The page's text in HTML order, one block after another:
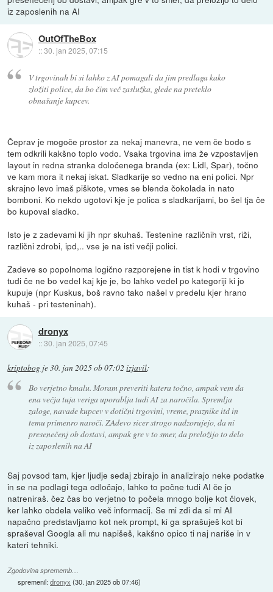
iz zaposlenih na AI
OutOfTheBox
::30. jan 2025, 07:15
V trgovinah bi si lahko z AI pomagali da jim predlaga kako
zložiti police, da bo čim več zaslužka, glede na preteklo
obnašanje kupcev.
Čeprav je mogoče prostor za nekaj manevra, ne vem če bodo s
tem odkrili kakšno toplo vodo. Vsaka trgovina ima že vzpostavljen
layout in redna stranka določenega branda (ex: Lidl, Spar), točno
ve kam mora it nekaj iskat. Sladkarije so vedno na eni polici. Npr
skrajno levo imaš piškote, vmes se blenda čokolada in nato
bomboni. Ko nekdo ugotovi kje je polica s sladkarijami, bo šel tja če
bo kupoval sladko.
Isto je z zadevami ki jih npr skuhaš. Testenine različnih vrst, riži,
različni zdrobi, ipd,.. vse je na isti večji polici.
Zadeve so popolnoma logično razporejene in tist k hodi v trgovino
tudi če ne bo vedel kaj kje je, bo lahko vedel po kategoriji ki jo
kupuje (npr Kuskus, boš ravno tako našel v predelu kjer hrano
kuhaš - pri testeninah).
dronyx
::30. jan 2025, 07:45
kriptobog je30. jan 2025 ob 07:02 izjavil:
Bo verjetno kmalu. Moram preveriti katera točno, ampak vem da
ena večja tuja veriga uporablja tudi AI za naročila. Spremlja
zaloge, navade kupcev v dotični trgovini, vreme, praznike itd in
temu primenro naroči. ZAdevo sicer strogo nadzorujejo, da ni
presenečenj ob dostavi, ampak gre v to smer, da preložijo to delo
iz zaposlenih na AI
Saj povsod tam, kjer ljudje sedaj zbirajo in analizirajo neke podatke
in se na podlagi tega odločajo, lahko to počne tudi AI če jo
natreniraš. čez čas bo verjetno to počela mnogo bolje kot človek,
ker lahko obdela veliko več informacij. Se mi zdi da si mi AI
napačno predstavljamo kot nek prompt, ki ga sprašuješ kot bi
spraševal Googla ali mu napišeš, kakšno opico ti naj nariše in v
kateri tehniki.
Zgodovina sprememb…
spremenil:dronyx (30. jan 2025 ob 07:46)